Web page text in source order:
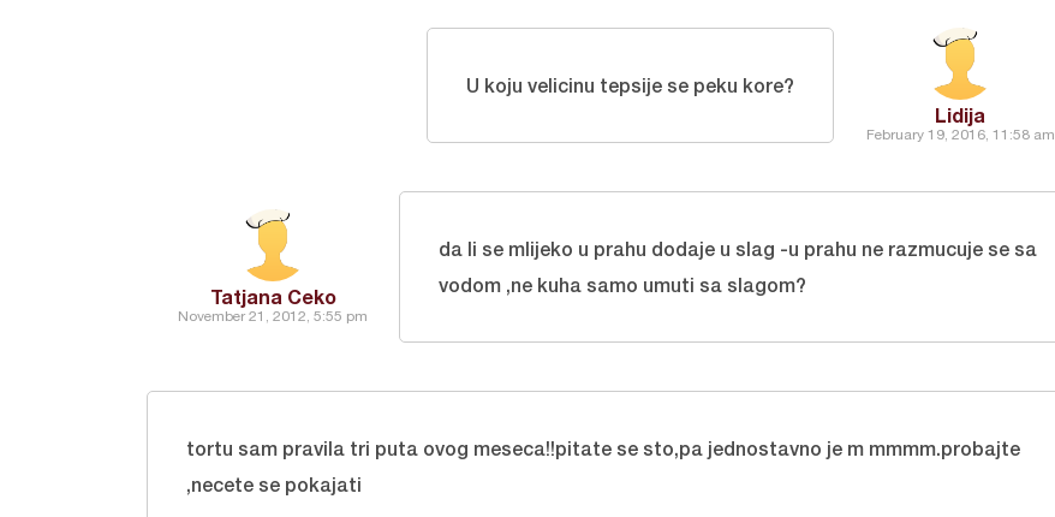
Lidija
February 19, 2016, 11:58 am
U koju velicinu tepsije se peku kore?
Tatjana Ceko
November 21, 2012, 5:55 pm
da li se mlijeko u prahu dodaje u slag -u prahu ne razmucuje se sa
vodom ,ne kuha samo umuti sa slagom?
tortu sam pravila tri puta ovog meseca!!pitate se sto,pa jednostavno je m mmmm.probajte
,necete se pokajati